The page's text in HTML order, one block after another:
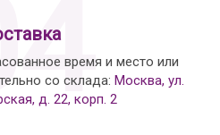
время и место или
со склада: Москва, ул.
д. 22, корп. 2